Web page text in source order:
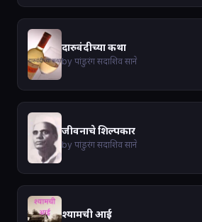
दारुवंदीच्या कथा
by पांडुरंग सदाशिव साने
जीवनाचे शिल्पकार
by पांडुरंग सदाशिव साने
श्यामची आई